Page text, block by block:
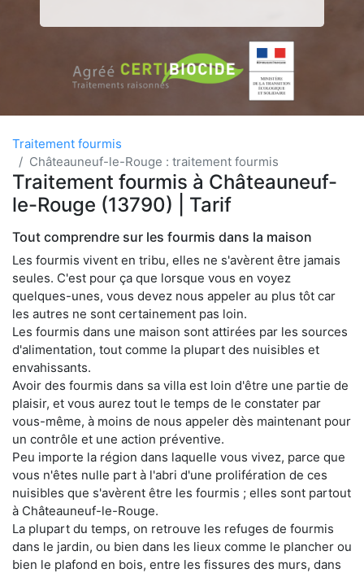
Traitement fourmis
Châteauneuf-le-Rouge : traitement fourmis
Traitement fourmis à Châteauneuf-
le-Rouge (13790) | Tarif
Tout comprendre sur les fourmis dans la maison
Les fourmis vivent en tribu, elles ne s'avèrent être jamais
seules. C'est pour ça que lorsque vous en voyez
quelques-unes, vous devez nous appeler au plus tôt car
les autres ne sont certainement pas loin.
Les fourmis dans une maison sont attirées par les sources
d'alimentation, tout comme la plupart des nuisibles et
envahissants.
Avoir des fourmis dans sa villa est loin d'être une partie de
plaisir, et vous aurez tout le temps de le constater par
vous-même, à moins de nous appeler dès maintenant pour
un contrôle et une action préventive.
Peu importe la région dans laquelle vous vivez, parce que
vous n'êtes nulle part à l'abri d'une prolifération de ces
nuisibles que s'avèrent être les fourmis ; elles sont partout
à Châteauneuf-le-Rouge.
La plupart du temps, on retrouve les refuges de fourmis
dans le jardin, ou bien dans les lieux comme le plancher ou
bien le plafond en bois, entre les fissures des murs, dans